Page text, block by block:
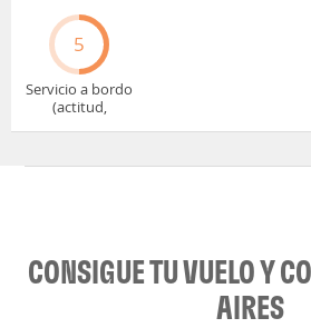
5
Servicio a bordo
(actitud,
CONSIGUE TU VUELO Y
AIRES